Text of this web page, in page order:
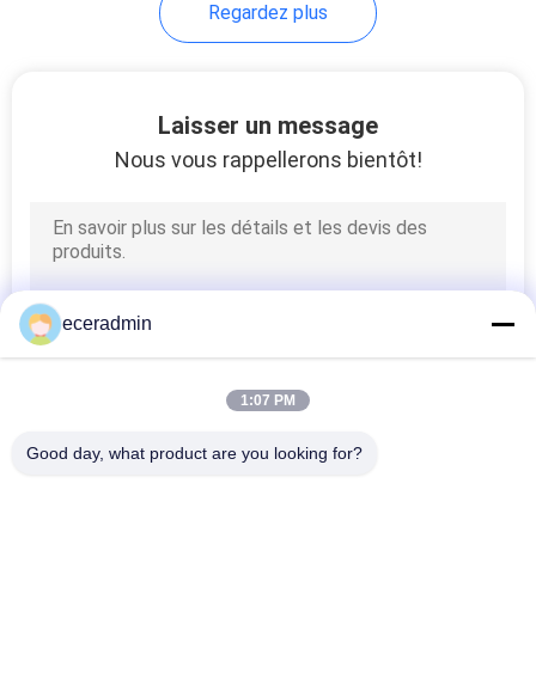
Regardez plus
Laisser un message
Nous vous rappellerons bientôt!
eceradmin
1:07 PM
Good day, what product are you looking for?